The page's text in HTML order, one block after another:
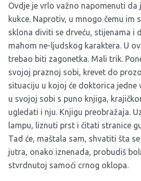
Ovdje je vrlo važno napomenuti da
kukce. Naprotiv, u mnogo čemu im
sklona diviti se drveću, stijenama i
mahom ne-ljudskog karaktera. U
trebao biti zagonetka. Mali trik.
svojoj praznoj sobi, krevet do
situaciju u kojoj će doktorica jedne
u svojoj sobi s puno knjiga,
ugledati i nju. Knjigu preobražaja.
lampu, liznuti prst i čitati stranice
Tad će, maštala sam, shvatiti šta
jutra, onako iznenada, probudiš
stvrdnutoj samoći crnog oklopa.